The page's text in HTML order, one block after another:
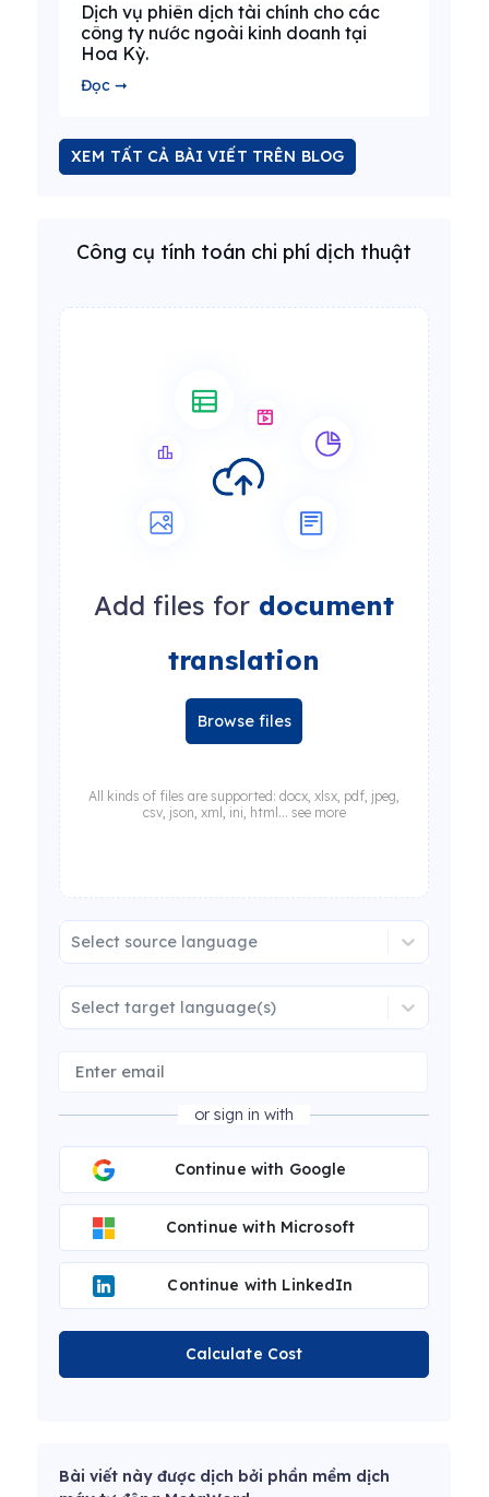
Dịch vụ phiên dịch tài chính cho các
công ty nước ngoài kinh doanh tại
Hoa Kỳ.
Đọc ➞
XEM TẤT CẢ BÀI VIẾT TRÊN BLOG
Công cụ tính toán chi phí dịch thuật
Add files for document
translation
Browse files
All kinds of files are supported: docx, xlsx, pdf, jpeg,
csv, json, xml, ini, html... see more
Select source language
Select target language(s)
or sign in with
Continue with Google
Continue with Microsoft
Continue with LinkedIn
Calculate Cost
Bài viết này được dịch bởi phần mềm dịch